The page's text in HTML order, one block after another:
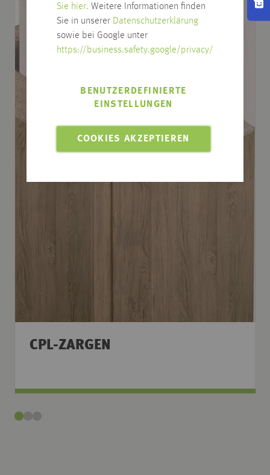
Sie hier. Weitere Informationen finden
Sie in unserer Datenschutzerklärung
sowie bei Google unter
https://business.safety.google/privacy/
COOKIES AKZEPTIEREN
BENUTZERDEFINIERTE
EINSTELLUNGEN
CPL-ZARGEN